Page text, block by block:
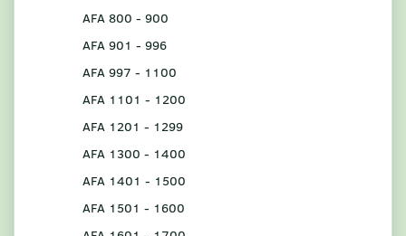
AFA 800 - 900
AFA 901 - 996
AFA 997 - 1100
AFA 1101 - 1200
AFA 1201 - 1299
AFA 1300 - 1400
AFA 1401 - 1500
AFA 1501 - 1600